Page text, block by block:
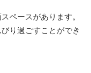
ペースがあります。
り過ごすことができ